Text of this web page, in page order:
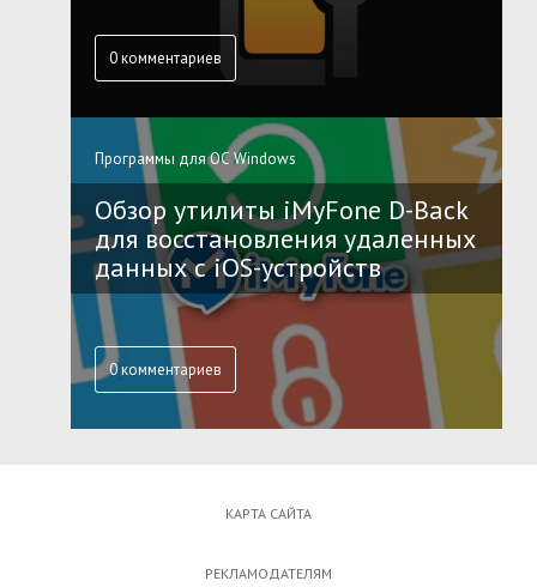
0 комментариев
Программы для ОС Windows
Обзор утилиты iMyFone D-Back
для восстановления удаленных
данных с iOS-устройств
0 комментариев
КАРТА САЙТА
РЕКЛАМОДАТЕЛЯМ